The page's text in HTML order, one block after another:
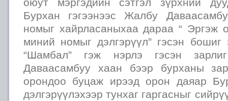
оюут мэргэдийн сэтгэл зүрхний
Бурхан гэгээнээс Жалбу
номыг хайрласаныхаа дараа “ Эргэж
миний номыг дэлгэрүүл” гэсэн бошиг
“Шамбал” гэж нэрлэ гэсэн
Даваасамбуу хаан бээр бурханы
орондоо буцаж ирээд орон даяар
дэлгэрүүлэхээр тунхаг гаргасныг